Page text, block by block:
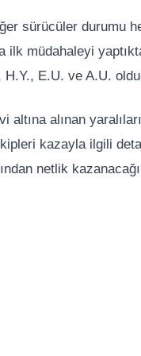
sürücüler durumu
ilk müdahaleyi
H.Y., E.U. ve A.U.
altına alınan
kazayla ilgili
netlik